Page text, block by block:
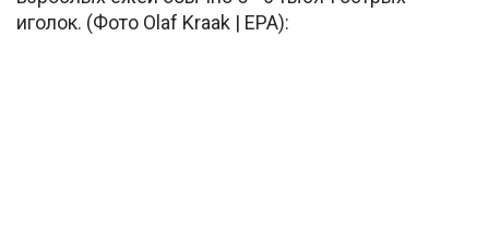
иголок. (Фото Olaf Kraak | EPA):